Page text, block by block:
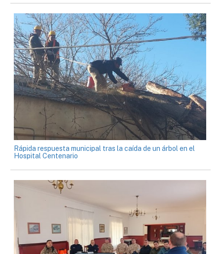
Rápida respuesta municipal tras la caída de un árbol en el
Hospital Centenario